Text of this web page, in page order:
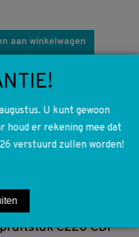
aan winkelwagen
8J12 2118104717
611420501
C220 CDI
U kunt gewoon
houd er rekening mee dat
verstuurd zullen worden!